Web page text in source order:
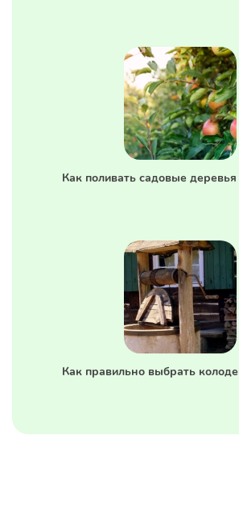
Как поливать садовые
Как правильно выбрать